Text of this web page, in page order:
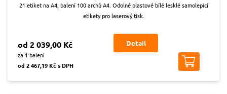
21 etiket na A4, balení 100 archů A4. Odolné plastové bílé lesklé samolepicí
etikety pro laserový tisk.
od 2 039,00 Kč
za 1 balení
od 2 467,19 Kč s DPH
Detail